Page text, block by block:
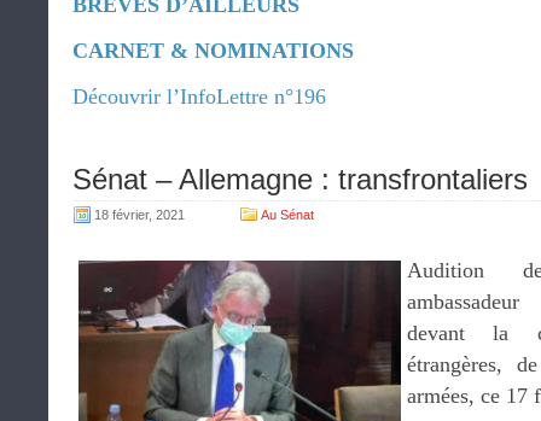
BRÈVES D’AILLEURS
CARNET & NOMINATIONS
Découvrir l’InfoLettre n°196
Sénat – Allemagne : transfrontaliers
18 février, 2021 Au Sénat
Audition
devant la
étrangères,
armées, ce 17